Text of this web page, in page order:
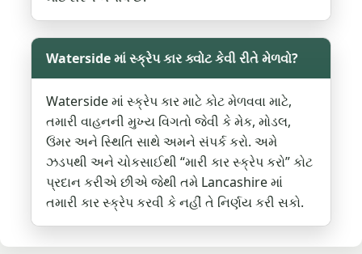
Waterside માં સ્ક્રેપ કાર ક્વોટ કેવી રીતે મેળવો?
Waterside માં સ્ક્રેપ કાર માટે કોટ મેળવવા માટે,
તમારી વાહનની મુખ્ય વિગતો જેવી કે મેક, મોડલ,
ઉંમર અને સ્થિતિ સાથે અમને સંપર્ક કરો. અમે
ઝડપથી અને ચોકસાઈથી “મારી કાર સ્ક્રેપ કરો” કોટ
પ્રદાન કરીએ છીએ જેથી તમે Lancashire માં
તમારી કાર સ્ક્રેપ કરવી કે નહીં તે નિર્ણય કરી સકો.